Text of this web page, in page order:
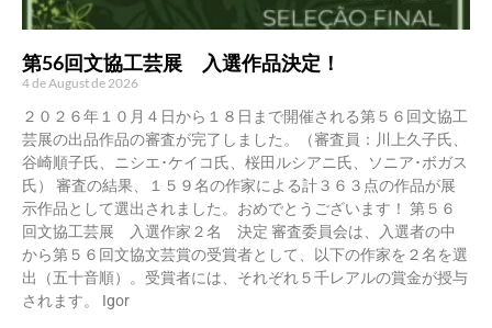
第56回文協工芸展 入選作品決定！
4 de August de 2026
２０２６年１０月４日から１８日まで開催される第５６回文協工
芸展の出品作品の審査が完了しました。（審査員：川上久子氏、
谷崎順子氏、ニシエ･ケイコ氏、桜田ルシアニ氏、ソニア･ボガス
氏） 審査の結果、１５９名の作家による計３６３点の作品が展
示作品として選出されました。おめでとうございます！ 第５６
回文協工芸展 入選作家２名 決定 審査委員会は、入選者の中
から第５６回文協文芸賞の受賞者として、以下の作家を２名を選
出（五十音順）。受賞者には、それぞれ５千レアルの賞金が授与
されます。 Igor